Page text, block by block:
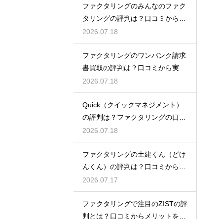
ファクタリングのみんなのファク
タリングの評判は？口コミから実
態を徹底解説
2026.07.18
ファクタリングのワンバンク請求
書買取の評判は？口コミから実態
を徹底解説
2026.07.18
Quick（クイックマネジメント）
の評判は？ファクタリングの口コ
ミ検証
2026.07.18
ファクタリングの土建くん（どけ
んくん）の評判は？口コミから実
態を徹底解説
2026.07.17
ファクタリングで注目のZISTの評
判とは？口コミからメリットを徹